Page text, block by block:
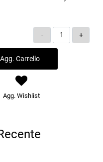
Quantità
Agg. Carrello
Agg. Wishlist